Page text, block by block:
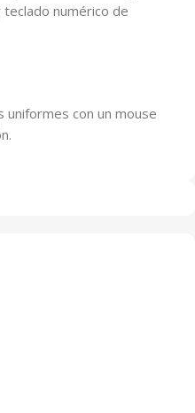
numérico de
con un mouse